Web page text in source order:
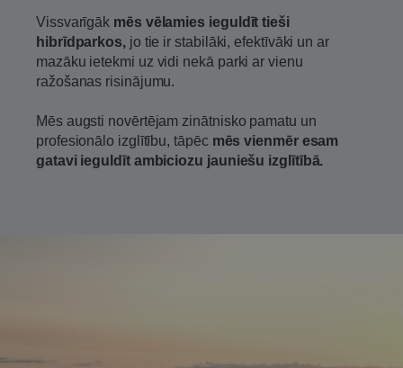
Vissvarīgāk mēs vēlamies ieguldīt tieši
hibrīdparkos,jo tie ir stabilāki, efektīvāki un ar
mazāku ietekmi uz vidi nekā parki ar vienu
ražošanas risinājumu.
Mēs augsti novērtējam zinātnisko pamatu un
profesionālo izglītību, tāpēc mēs vienmēr esam
gatavi ieguldīt ambiciozu jauniešu izglītībā.